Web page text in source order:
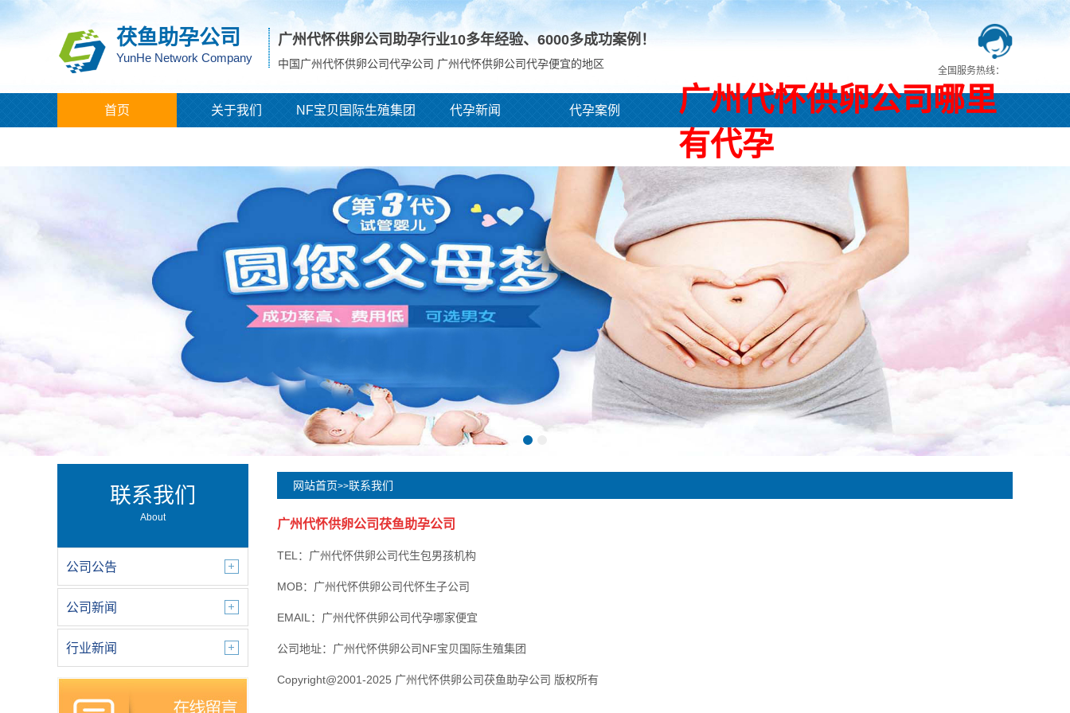
茯鱼助孕公司
YunHe Network Company
广州代怀供卵公司助孕行业10多年经验、 6000多成功案例！
中国广州代怀供卵公司代孕公司 广州代怀供卵公司代孕便宜的地区
全国服务热线：
广州代怀供卵公司哪里
有代孕
首页 关于我们 NF宝贝国际生殖集团 代孕新闻 代孕案例
联系我们
About
公司公告
公司新闻
行业新闻
网站首页>>联系我们
广州代怀供卵公司茯鱼助孕公司
TEL：广州代怀供卵公司代生包男孩机构
MOB：广州代怀供卵公司代怀生子公司
EMAIL：广州代怀供卵公司代孕哪家便宜
公司地址：广州代怀供卵公司NF宝贝国际生殖集团
Copyright@2001-2025 广州代怀供卵公司茯鱼助孕公司 版权所有